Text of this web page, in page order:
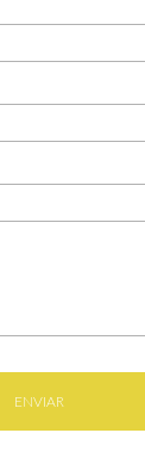
ENVIAR